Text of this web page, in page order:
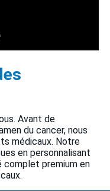
Avant de
du cancer, nous
médicaux. Notre
en personnalisant
complet premium en